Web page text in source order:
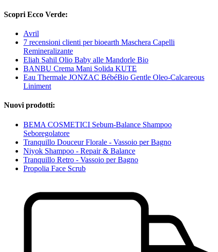
Scopri Ecco Verde:
Avril
7 recensioni clienti per bioearth Maschera Capelli
Remineralizante
Eliah Sahil Olio Baby alle Mandorle Bio
BANBU Crema Mani Solida KUTE
Eau Thermale JONZAC BébéBio Gentle Oleo-Calcareous
Liniment
Nuovi prodotti:
BEMA COSMETICI Sebum-Balance Shampoo
Seboregolatore
Tranquillo Douceur Florale - Vassoio per Bagno
Niyok Shampoo - Repair & Balance
Tranquillo Retro - Vassoio per Bagno
Propolia Face Scrub